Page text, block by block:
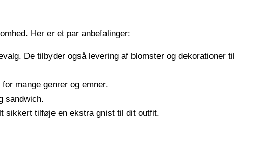
Her er et par anbefalinger:
De tilbyder også levering af blomster og dekorationer til
mange genrer og emner.
sandwich.
sikkert tilføje en ekstra gnist til dit outfit.